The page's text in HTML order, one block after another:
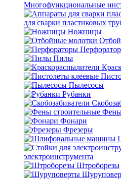
Многофункциональные
для сварки пластиковых
Ножницы
Пилы
Пылесосы
Рубанки
Фены
Фонари
Фрезеры
электроинструмента
Штроборезы